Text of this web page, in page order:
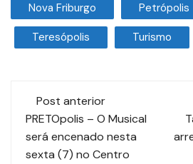
Nova Friburgo Petrópolis
Teresópolis Turismo
Post anterior
PRETOpolis – O Musical
será encenado nesta
sexta (7) no Centro